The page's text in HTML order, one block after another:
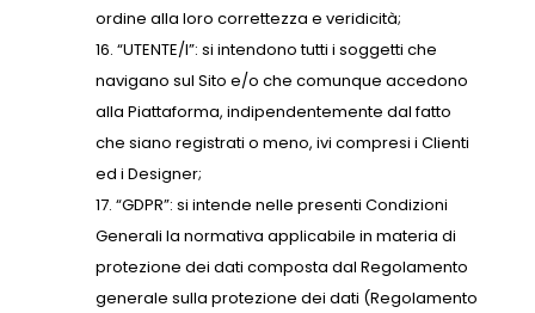
ordine alla loro correttezza e veridicità;
“UTENTE/I”: si intendono tutti i soggetti che
navigano sul Sito e/o che comunque accedono
alla Piattaforma, indipendentemente dal fatto
che siano registrati o meno, ivi compresi i Clienti
ed i Designer;
“GDPR”: si intende nelle presenti Condizioni
Generali la normativa applicabile in materia di
protezione dei dati composta dal Regolamento
generale sulla protezione dei dati (Regolamento